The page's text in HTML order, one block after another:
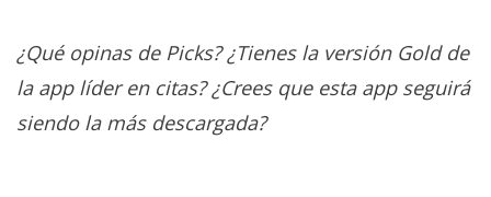
¿Qué opinas de Picks? ¿Tienes la versión Gold de
la app líder en citas? ¿Crees que esta app seguirá
siendo la más descargada?